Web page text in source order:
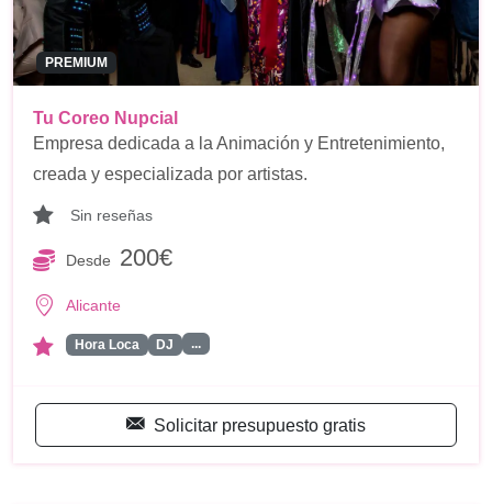
PREMIUM
Tu Coreo Nupcial
Empresa dedicada a la Animación y Entretenimiento,
creada y especializada por artistas.
Sin reseñas
Desde 200€
Alicante
Hora Loca DJ ...
Solicitar presupuesto gratis